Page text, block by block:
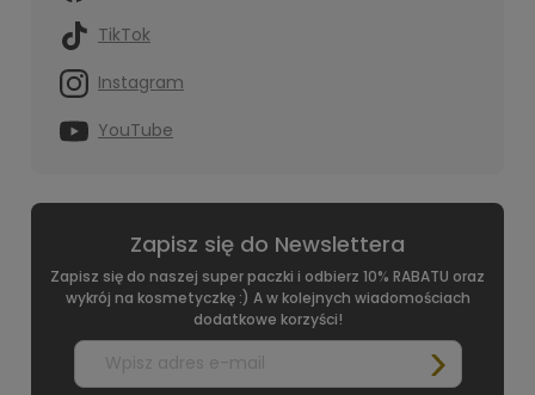
TikTok
Instagram
YouTube
Zapisz się do Newslettera
Zapisz się do naszej super paczki i odbierz 10% RABATU oraz
wykrój na kosmetyczkę :) A w kolejnych wiadomościach
dodatkowe korzyści!